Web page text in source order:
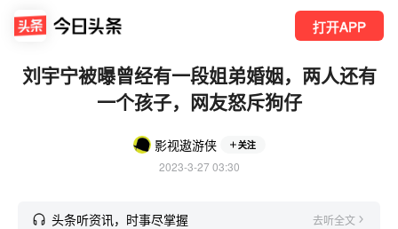
打开APP
刘宇宁被曝曾经有一段姐弟婚姻，两人还有
一个孩子，网友怒斥狗仔
影视遨游侠 关注
2023-3-27 03:30
头条听资讯，时事尽掌握 去听全文